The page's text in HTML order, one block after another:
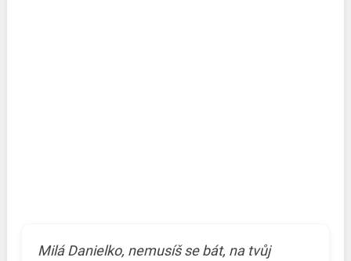
Milá Danielko, nemusíš se bát, na tvůj